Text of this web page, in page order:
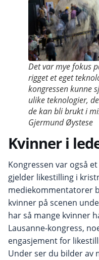
Det var mye fokus
rigget et eget
kongressen kunne
ulike teknologier,
de kan bli brukt i
Gjermund Øystese
Kvinner i
Kongressen var også
gjelder likestilling i
mediekommentatorer
kvinner på scenen
har så mange kvinner
Lausanne-kongress,
engasjement for
Under ser du bilder av